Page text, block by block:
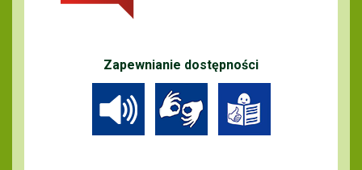
Zapewnianie dostępności